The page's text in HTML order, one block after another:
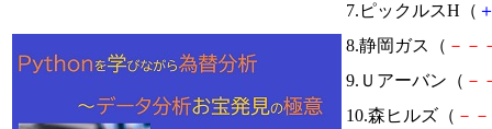
7.ピックルスH（
8.静岡ガス（ － －
9.Ｕアーバン（ －
10.森ヒルズ（ － －